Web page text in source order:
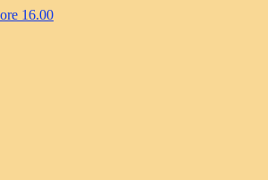
16.00